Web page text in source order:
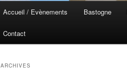
Aller
au
contenu
Aller
au
contenu
Accueil / Evènements Bastogne
Contact
ARCHIVES